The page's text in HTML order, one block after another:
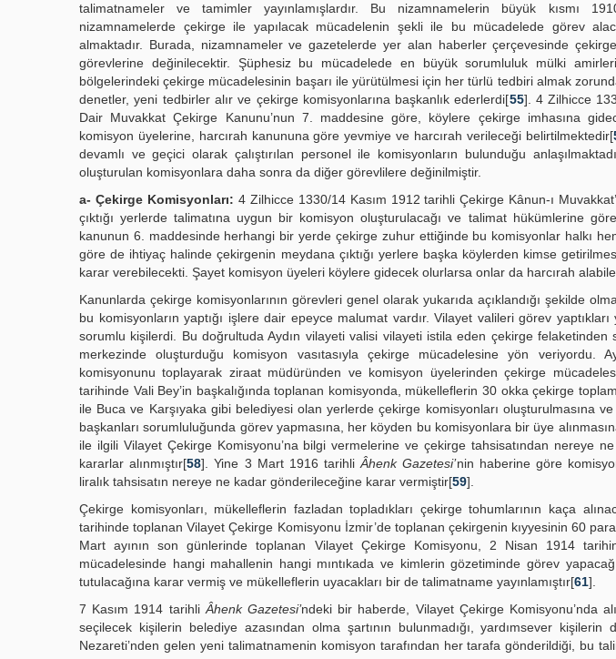
talimatnameler ve tamimler yayınlamışlardır. Bu nizamnamelerin büyük kısmı
nizamnamelerde çekirge ile yapılacak mücadelenin şekli ile bu mücadelede görev
almaktadır. Burada, nizamnameler ve gazetelerde yer alan haberler çerçevesinde
görevlerine değinilecektir. Şüphesiz bu mücadelede en büyük sorumluluk mülki
bölgelerindeki çekirge mücadelesinin başarı ile yürütülmesi için her türlü tedbiri almak
denetler, yeni tedbirler alır ve çekirge komisyonlarına başkanlık ederlerdi[55]. 4 Zilhicce
Dair Muvakkat Çekirge Kanunu’nun 7. maddesine göre, köylere çekirge imhasına
komisyon üyelerine, harcırah kanununa göre yevmiye ve harcırah verileceği belirtilmektedir[
devamlı ve geçici olarak çalıştırılan personel ile komisyonların bulunduğu
oluşturulan komisyonlara daha sonra da diğer görevlilere değinilmiştir.
a- Çekirge Komisyonları: 4 Zilhicce 1330/14 Kasım 1912 tarihli Çekirge Kânun-ı
çıktığı yerlerde talimatına uygun bir komisyon oluşturulacağı ve talimat hükümlerine
kanunun 6. maddesinde herhangi bir yerde çekirge zuhur ettiğinde bu komisyonlar halkı
göre de ihtiyaç halinde çekirgenin meydana çıktığı yerlere başka köylerden kimse
karar verebilecekti. Şayet komisyon üyeleri köylere gidecek olurlarsa onlar da harcırah
Kanunlarda çekirge komisyonlarının görevleri genel olarak yukarıda açıklandığı şekilde
bu komisyonların yaptığı işlere dair epeyce malumat vardır. Vilayet valileri görev
sorumlu kişilerdi. Bu doğrultuda Aydın vilayeti valisi vilayeti istila eden çekirge
merkezinde oluşturduğu komisyon vasıtasıyla çekirge mücadelesine yön veriyordu.
komisyonunu toplayarak ziraat müdüründen ve komisyon üyelerinden çekirge
tarihinde Vali Bey’in başkalığında toplanan komisyonda, mükelleflerin 30 okka çekirge
ile Buca ve Karşıyaka gibi belediyesi olan yerlerde çekirge komisyonları oluşturulmasına
başkanları sorumluluğunda görev yapmasına, her köyden bu komisyonlara bir üye
ile ilgili Vilayet Çekirge Komisyonu’na bilgi vermelerine ve çekirge tahsisatından nereye
kararlar alınmıştır[58]. Yine 3 Mart 1916 tarihliÂhenk Gazetesi’nin haberine göre
liralık tahsisatın nereye ne kadar gönderileceğine karar vermiştir[59].
Çekirge komisyonları, mükelleflerin fazladan topladıkları çekirge tohumlarının kaça
tarihinde toplanan Vilayet Çekirge Komisyonu İzmir’de toplanan çekirgenin kıyyesinin 60
Mart ayının son günlerinde toplanan Vilayet Çekirge Komisyonu, 2 Nisan 1914
mücadelesinde hangi mahallenin hangi mıntıkada ve kimlerin gözetiminde görev
tutulacağına karar vermiş ve mükelleflerin uyacakları bir de talimatname yayınlamıştır[61].
7 Kasım 1914 tarihli Âhenk Gazetesi’ndeki bir haberde, Vilayet Çekirge Komisyonu’nda
seçilecek kişilerin belediye azasından olma şartının bulunmadığı, yardımsever
Nezareti’nden gelen yeni talimatnamenin komisyon tarafından her tarafa gönderildiği, bu